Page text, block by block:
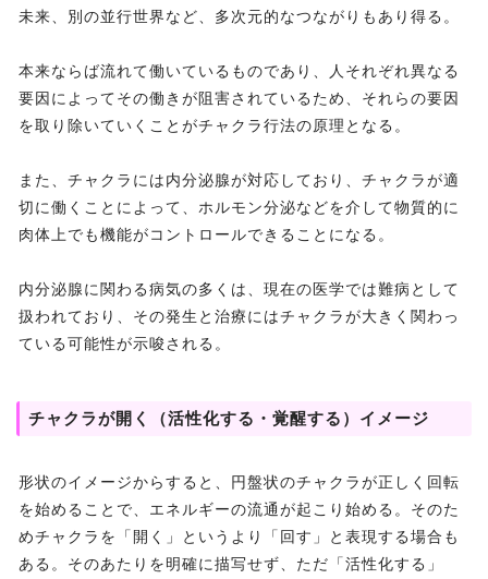
未来、別の並行世界など、多次元的なつながりもあり得る。
本来ならば流れて働いているものであり、人それぞれ異なる
要因によってその働きが阻害されているため、それらの要因
を取り除いていくことがチャクラ行法の原理となる。
また、チャクラには内分泌腺が対応しており、チャクラが適
切に働くことによって、ホルモン分泌などを介して物質的に
肉体上でも機能がコントロールできることになる。
内分泌腺に関わる病気の多くは、現在の医学では難病として
扱われており、その発生と治療にはチャクラが大きく関わっ
ている可能性が示唆される。
チャクラが開く（活性化する・覚醒する）イメージ
形状のイメージからすると、円盤状のチャクラが正しく回転
を始めることで、エネルギーの流通が起こり始める。そのた
めチャクラを「開く」というより「回す」と表現する場合も
ある。そのあたりを明確に描写せず、ただ「活性化する」